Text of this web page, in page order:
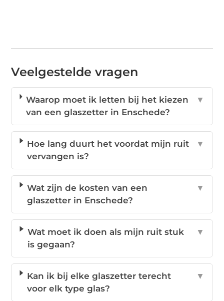
Veelgestelde vragen
Waarop moet ik letten bij het kiezen
van een glaszetter in Enschede?
▼
Hoe lang duurt het voordat mijn ruit
vervangen is?
▼
Wat zijn de kosten van een
glaszetter in Enschede?
▼
Wat moet ik doen als mijn ruit stuk
is gegaan?
▼
Kan ik bij elke glaszetter terecht
voor elk type glas?
▼